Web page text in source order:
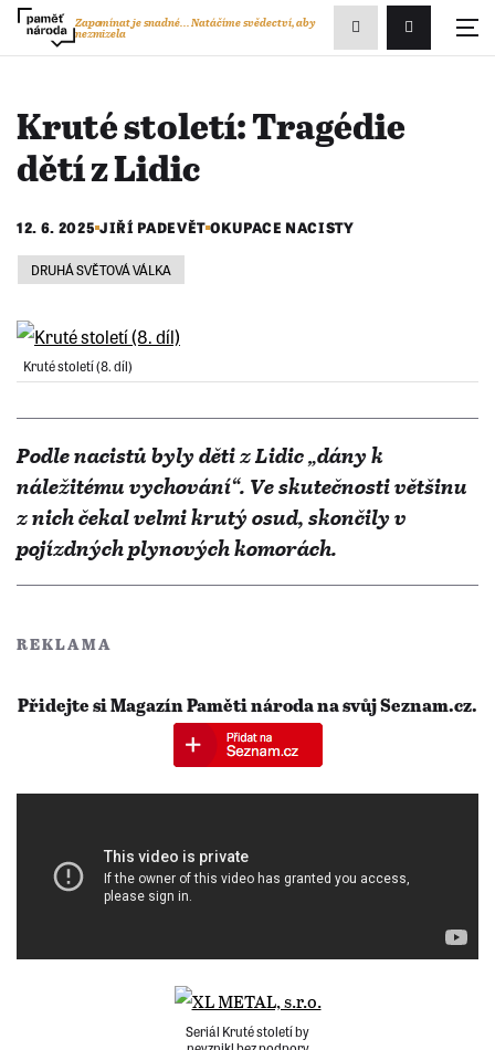
Přihlášení/
Zapomínat je snadné...Natáčíme svědectví, aby
nezmizela
Zobrazit
vyhledávání
Kruté století: Tragédie
dětí z Lidic
12. 6. 2025 JIŘÍ PADEVĚT OKUPACE NACISTY
DRUHÁ SVĚTOVÁ VÁLKA
Kruté století (8. díl)
Podle nacistů byly děti z Lidic „dány k
náležitému vychování“. Ve skutečnosti většinu
z nich čekal velmi krutý osud, skončily v
pojízdných plynových komorách.
REKLAMA
Přidejte si Magazín Paměti národa na svůj Seznam.cz.
Seriál Kruté století by